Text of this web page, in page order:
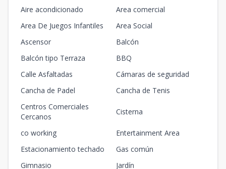
Aire acondicionado
Area comercial
Area De Juegos Infantiles
Area Social
Ascensor
Balcón
Balcón tipo Terraza
BBQ
Calle Asfaltadas
Cámaras de seguridad
Cancha de Padel
Cancha de Tenis
Centros Comerciales
Cercanos
Cisterna
co working
Entertainment Area
Estacionamiento techado
Gas común
Gimnasio
Jardín